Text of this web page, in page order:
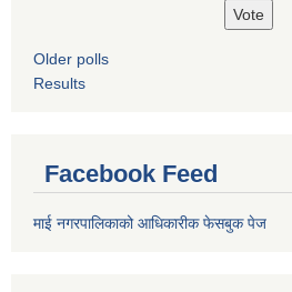
Older polls
Results
Facebook Feed
माई नगरपालिकाको आधिकारीक फेसबुक पेज